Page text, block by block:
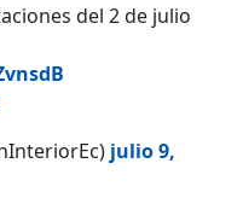
del 2 de julio
julio 9,